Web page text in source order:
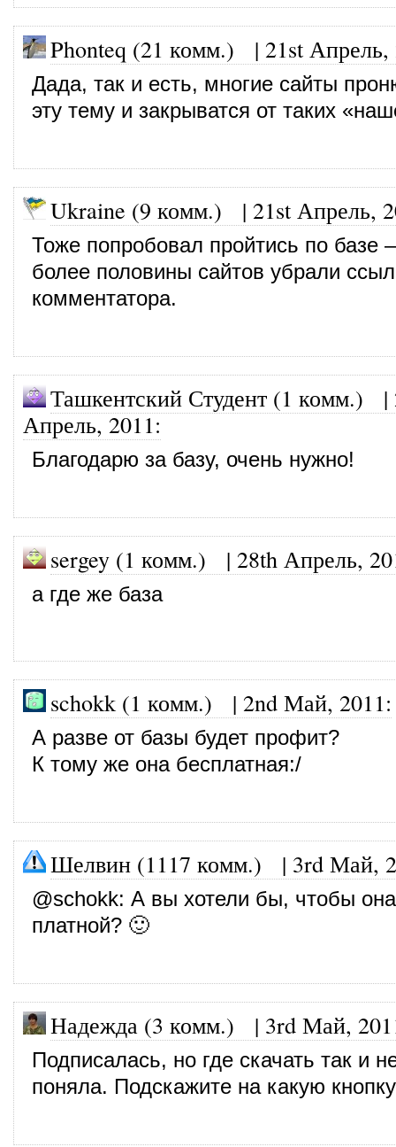
Phonteq (21 комм.) | 21st Апрель,
Дада, так и есть, многие сайты
эту тему и закрыватся от таких
Ukraine (9 комм.) | 21st Апрель,
Тоже попробовал пройтись по базе
более половины сайтов убрали
комментатора.
Ташкентский Студент (1 комм.) |
Апрель, 2011:
Благодарю за базу, очень нужно!
sergey (1 комм.) | 28th Апрель,
а где же база
schokk (1 комм.) | 2nd Май, 2011:
А разве от базы будет профит?
К тому же она бесплатная:/
Шелвин (1117 комм.) | 3rd Май,
@schokk: А вы хотели бы, чтобы
платной? 🙂
Надежда (3 комм.) | 3rd Май,
Подписалась, но где скачать так и
поняла. Подскажите на какую